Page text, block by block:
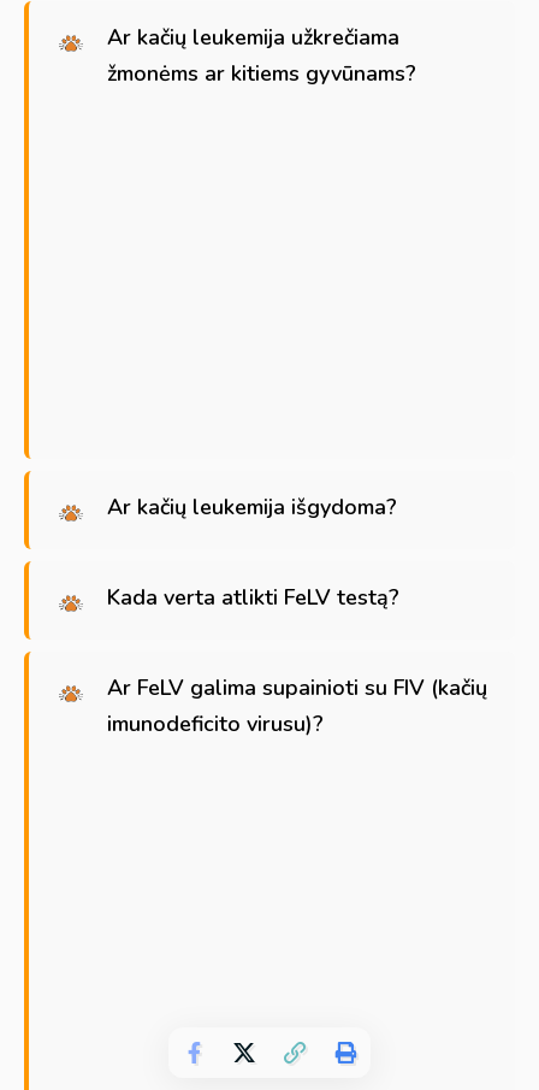
Ar kačių leukemija užkrečiama
žmonėms ar kitiems gyvūnams?
Ar kačių leukemija išgydoma?
Kada verta atlikti FeLV testą?
Ar FeLV galima supainioti su FIV (kačių
imunodeficito virusu)?